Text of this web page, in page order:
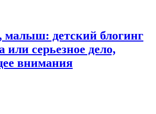
малыш: детский блогинг
или серьезное дело,
внимания